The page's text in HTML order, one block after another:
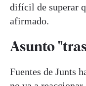
difícil de superar
afirmado.
Asunto
Fuentes de Junts